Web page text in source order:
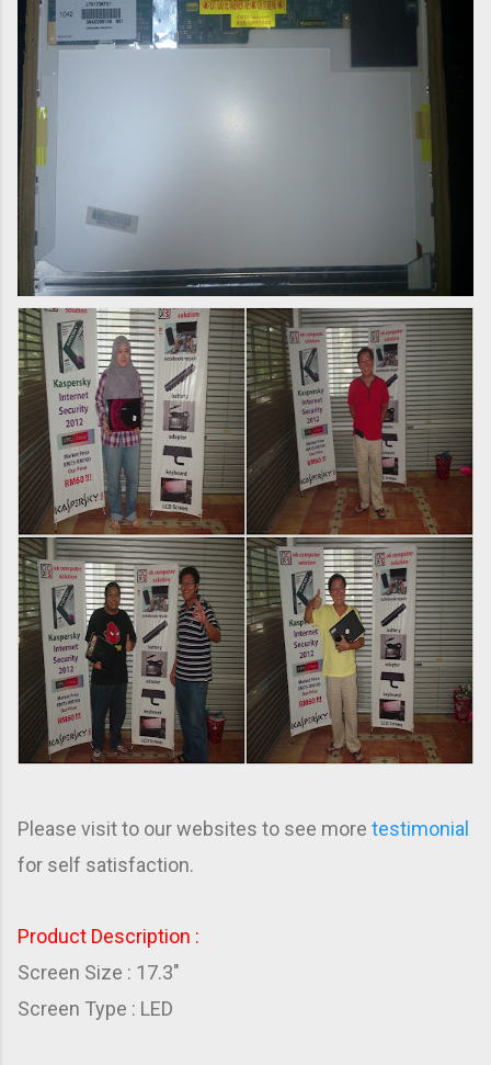
Please visit to ourwebsites to see more testimonial
for self satisfaction.
Product Description :
Screen Size : 17.3"
Screen Type : LED